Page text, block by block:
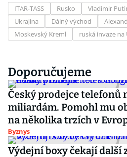
ITAR-TASS Rusko Vladimir
Ukrajina
Dálný východ
Moskevský Kreml
ruská invaze na
Doporučujeme
Český prodejce telefonů
miliardám. Pomohl mu
na několika trzích v
Byznys
Výdejní boxy čekají další